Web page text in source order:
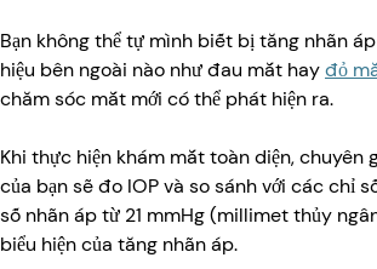
Bạn không thể tự mình biết bị tăng nhãn
hiệu bên ngoài nào như đau mắt hayđỏ
chăm sóc mắt mới có thể phát hiện ra.
Khi thực hiện khám mắt toàn diện, chuyên
của bạn sẽ đo IOP và so sánh với các chỉ
số nhãn áp từ 21 mmHg (millimet thủy
biểu hiện của tăng nhãn áp.